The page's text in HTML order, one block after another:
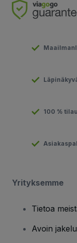
100 %
Yrityksemme
Tietoa
Avoin jakelu